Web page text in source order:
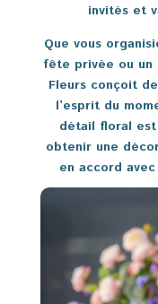
invités et
Que vous
fête privée ou un
Fleurs conçoit
l’esprit du
détail floral
obtenir une
en accord